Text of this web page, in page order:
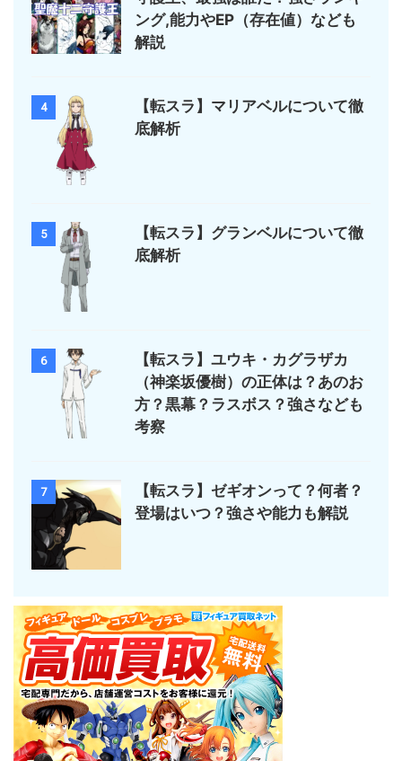
ング,能力やEP（存在値）なども
解説
4
【転スラ】マリアベルについて徹
底解析
5
【転スラ】グランベルについて徹
底解析
6
【転スラ】ユウキ・カグラザカ
（神楽坂優樹）の正体は？あのお
方？黒幕？ラスボス？強さなども
考察
7
【転スラ】ゼギオンって？何者？
登場はいつ？強さや能力も解説